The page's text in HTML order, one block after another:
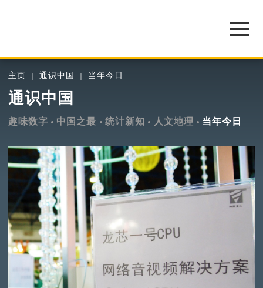
主页 通识中国 当年今日
通识中国
趣味数字 中国之最 统计新知 人文地理 当年今日